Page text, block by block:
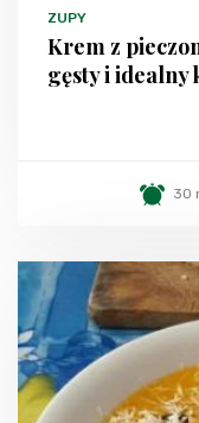
ZUPY
Krem z
gęsty i
30